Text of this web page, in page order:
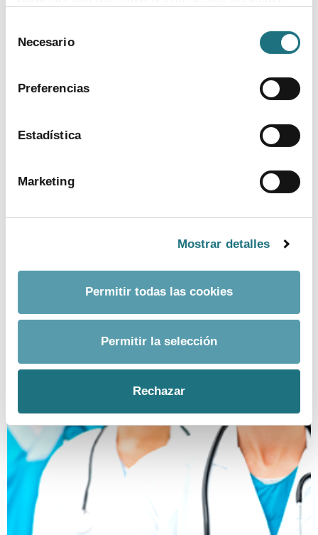
Para más información puede acceder a nuestra
Necesario
Preferencias
Estadística
Marketing
Mostrar detalles
Permitir todas las cookies
Permitir la selección
Rechazar
CONTACTO PRENSA
prensa@farmaindustria.es